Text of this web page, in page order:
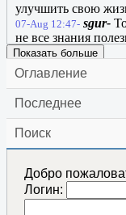
улучшить свою
07-Aug 12:47- sgur-
не все знания
Показать больше
Оглавление
Последнее
Поиск
Добро
Логин: